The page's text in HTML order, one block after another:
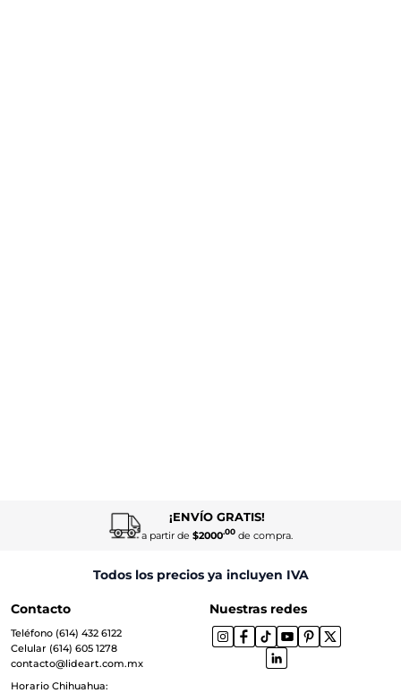
¡ENVÍO GRATIS!
a partir de $2000.00de compra.
Todos los precios ya incluyen IVA
Contacto
Teléfono (614) 432 6122
Celular (614) 605 1278
contacto@lideart.com.mx
Horario Chihuahua:
Nuestras redes